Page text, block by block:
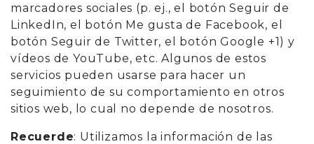
marcadores sociales (p. ej., el botón Seguir de
LinkedIn, el botón Me gusta de Facebook, el
botón Seguir de Twitter, el botón Google +1) y
vídeos de YouTube, etc. Algunos de estos
servicios pueden usarse para hacer un
seguimiento de su comportamiento en otros
sitios web, lo cual no depende de nosotros.
Recuerde: Utilizamos la información de las